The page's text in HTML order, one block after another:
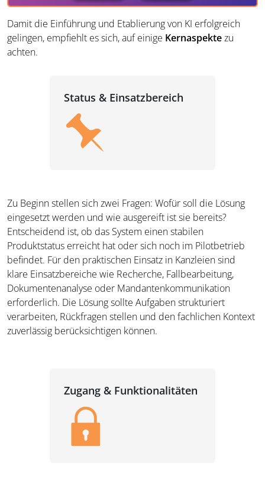
Damit die Einführung und Etablierung von KI erfolgreich
gelingen, empfiehlt es sich, auf einige Kernaspektezu
achten.
Status & Einsatzbereich
Zu Beginn stellen sich zwei Fragen: Wofür soll die Lösung
eingesetzt werden und wie ausgereift ist sie bereits?
Entscheidend ist, ob das System einen stabilen
Produktstatus erreicht hat oder sich noch im Pilotbetrieb
befindet. Für den praktischen Einsatz in Kanzleien sind
klare Einsatzbereiche wie Recherche, Fallbearbeitung,
Dokumentenanalyse oder Mandantenkommunikation
erforderlich. Die Lösung sollte Aufgaben strukturiert
verarbeiten, Rückfragen stellen und den fachlichen Kontext
zuverlässig berücksichtigen können.
Zugang & Funktionalitäten